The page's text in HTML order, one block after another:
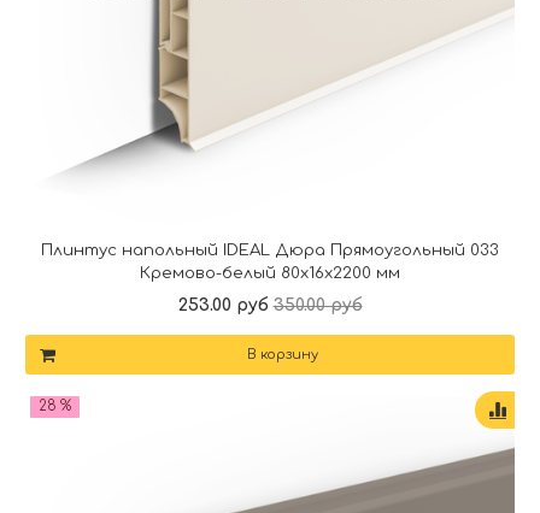
Плинтус напольный IDEAL Дюра Прямоугольный 033
Кремово-белый 80x16x2200 мм
253.00 руб 350.00 руб
В корзину
28 %